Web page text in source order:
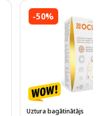
-50%
Uztura bagātinātājs